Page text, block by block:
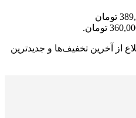
قیمت اصلی: 389,000 تومان
از آخرین تخفیف‌ها و جدیدترین